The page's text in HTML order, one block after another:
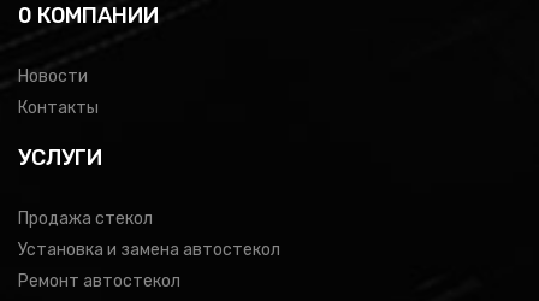
0 КОМПАНИИ
Новости
Контакты
УСЛУГИ
Продажа стекол
Установка и замена автостекол
Ремонт автостекол